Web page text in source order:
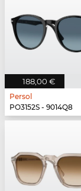
188,00 €
Persol
PO3152S - 9014Q8